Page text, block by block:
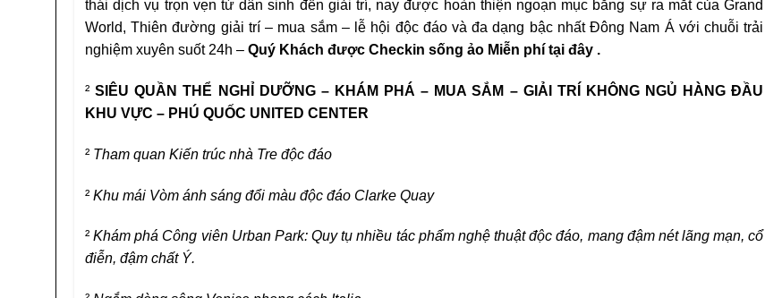
thái dịch vụ trọn vẹn từ dân sinh đến giải trí, nay được hoàn thiện ngoạn mục bằng sự ra mắt của Grand
World, Thiên đường giải trí – mua sắm – lễ hội độc đáo và đa dạng bậc nhất Đông Nam Á với chuỗi trải
nghiệm xuyên suốt 24h – Quý Khách được Checkin sống ảo Miễn phí tại đây .
²SIÊU QUẦN THỂ NGHỈ DƯỠNG – KHÁM PHÁ – MUA SẮM – GIẢI TRÍ KHÔNG NGỦ HÀNG ĐẦU
KHU VỰC – PHÚ QUỐC UNITED CENTER
² Tham quan Kiến trúc nhà Tre độc đáo
² Khu mái Vòm ánh sáng đổi màu độc đáo Clarke Quay
²Khám phá Công viên Urban Park: Quy tụ nhiều tác phẩm nghệ thuật độc đáo, mang đậm nét lãng mạn, cổ
điễn, đậm chất Ý.